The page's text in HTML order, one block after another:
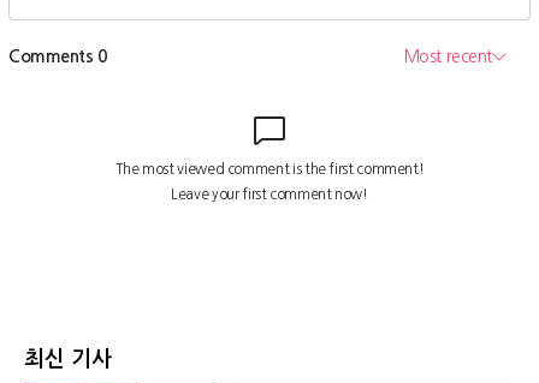
최신 기사